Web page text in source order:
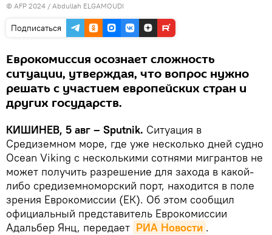
© AFP 2024 / Abdullah ELGAMOUDI
Подписаться
Еврокомиссия осознает сложность
ситуации, утверждая, что вопрос нужно
решать с участием европейских стран и
других государств.
КИШИНЕВ, 5 авг – Sputnik. Ситуация в
Средиземном море, где уже несколько дней судно
Ocean Viking с несколькими сотнями мигрантов не
может получить разрешение для захода в какой-
либо средиземноморский порт, находится в поле
зрения Еврокомиссии (ЕК). Об этом сообщил
официальный представитель Еврокомиссии
Адальбер Янц, передает РИА Новости .